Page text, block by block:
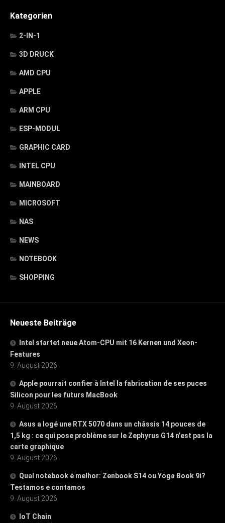
Kategorien
2-IN-1
3D DRUCK
AMD CPU
APPLE
ARM CPU
ESP-MODUL
GRAPHIC CARD
INTEL CPU
MAINBOARD
MICROSOFT
NAS
NEWS
NOTEBOOK
SHOPPING
Neueste Beiträge
Intel startet neue Atom-CPU mit 16 Kernen und Xeon-
Features
9. August 2026
Apple pourrait confier à Intel la fabrication de ses puces
Silicon pour les futurs MacBook
9. August 2026
Asus a logé une RTX 5070 dans un châssis 14 pouces de
1,5 kg : ce qui pose problème sur le Zephyrus G14 n’est pas la
carte graphique
9. August 2026
Qual notebook é melhor: Zenbook S14 ou Yoga Book 9i?
Testamos e contamos
9. August 2026
IoT Chain